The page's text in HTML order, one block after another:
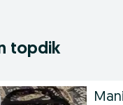
topdik